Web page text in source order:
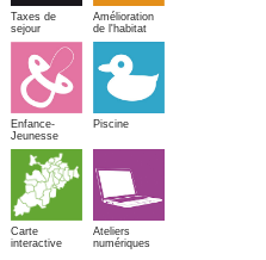
Taxes de
sejour
Amélioration
de l'habitat
Enfance-
Jeunesse
Piscine
Carte
interactive
Ateliers
numériques